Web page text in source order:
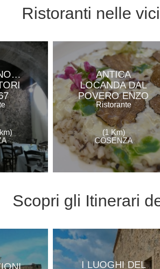
Ristoranti nelle
ANTICA
LOCANDA DAL
POVERO ENZO
Ristorante
(1 Km)
COSENZA
Scopri gli Itinerari
I LUOGHI DEL